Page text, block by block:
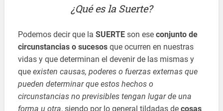
¿Qué es la Suerte?
Podemos decir que laSUERTE son eseconjunto de
circunstancias o sucesos que ocurren en nuestras
vidas y que determinan el devenir de las mismas y
queexisten causas, poderes o fuerzas externas que
pueden determinar que estos hechos o
circunstancias no previsibles tengan lugar de una
forma u otra, siendo por lo general tildadas decosas